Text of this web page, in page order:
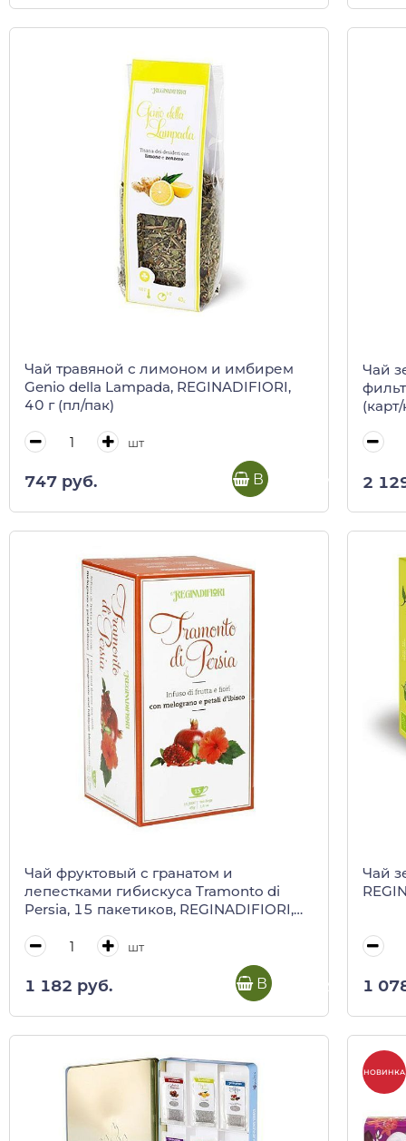
Чай травяной с лимоном и имбирем
Genio della Lampada, REGINADIFIORI,
40 г (пл/пак)
шт
747 руб. В корзину
Чай
2
Чай фруктовый с гранатом и
лепестками гибискуса Tramonto di
Persia, 15 пакетиков, REGINADIFIORI,
шт
1 182 руб. В корзину
Чай
1
НОВИНКА